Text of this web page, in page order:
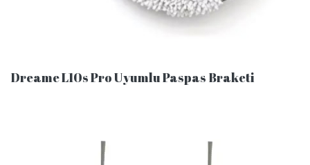
Dreame L10s Pro Uyumlu Paspas Braketi